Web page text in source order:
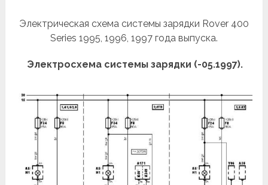
Электрическая схема системы зарядки Rover 400
Series 1995, 1996, 1997 года выпуска.
Электросхема системы зарядки (-05.1997).